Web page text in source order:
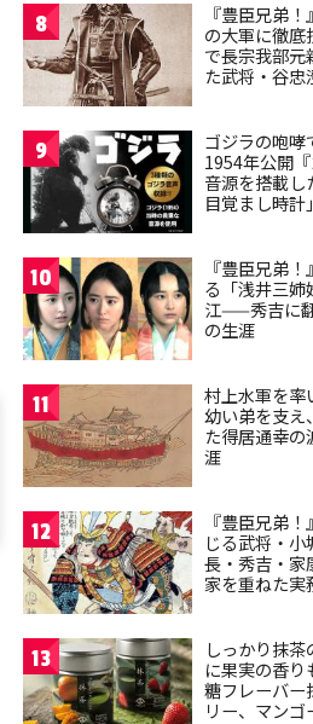
8
『豊臣兄弟
の大軍に徹底
で長宗我部元
た武将・谷忠
9
ゴジラの咆
1954年公開
音源を搭載し
目覚まし時計
10
『豊臣兄弟
る「浅井三姉
江——秀吉に
の生涯
11
村上水軍を率
幼い弟を支え
た得居通幸の
涯
12
『豊臣兄弟
じる武将・
長・秀吉・家
家を重ねた実
13
しっかり抹茶
に果実の香
糖フレーバー
リー、マンゴ